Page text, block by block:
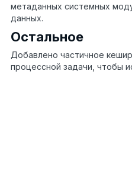
метаданных системных
данных.
Остальное
Добавлено частичное
процессной задачи, чтобы